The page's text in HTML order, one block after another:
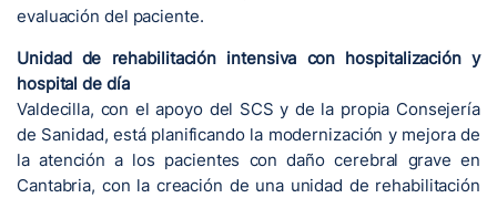
evaluación del paciente.
Unidad de rehabilitación intensiva con hospitalización y
hospital de día
Valdecilla, con el apoyo del SCS y de la propia Consejería
de Sanidad, está planificando la modernización y mejora de
la atención a los pacientes con daño cerebral grave en
Cantabria, con la creación de una unidad de rehabilitación